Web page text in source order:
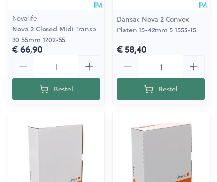
Novalife
Nova 2 Closed Midi Transp
30 55mm 1202-55
€ 66,90
Bestel
Dansac Nova 2 Convex
Platen 15-42mm 5 1555-15
€ 58,40
Bestel